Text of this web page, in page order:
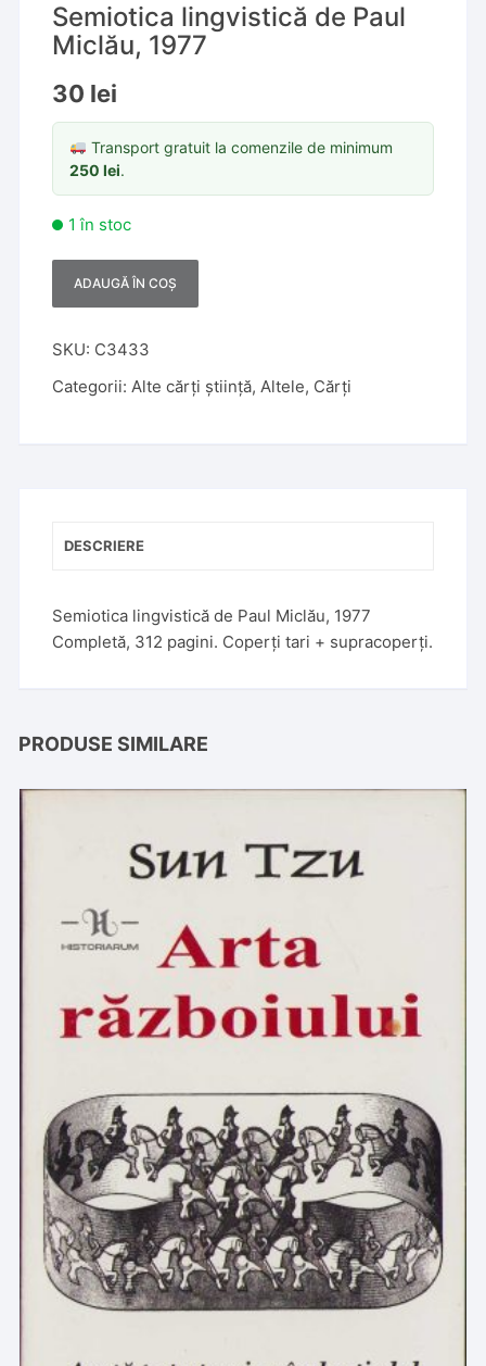
Semiotica lingvistică de Paul
Miclău, 1977
30 lei
Transport gratuit la comenzile de minimum
250lei.
1 în stoc
ADAUGĂ ÎN COȘ
t
SKU: C3433
Categorii:Alte cărți știință,Altele, Cărți
DESCRIERE
Semiotica lingvistică de Paul Miclău, 1977
Completă, 312 pagini. Coperți tari + supracoperți.
PRODUSE SIMILARE